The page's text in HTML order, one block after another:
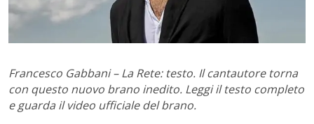
Francesco Gabbani – La Rete: testo. Il cantautore torna
con questo nuovo brano inedito. Leggi il testo completo
e guarda il video ufficiale del brano.